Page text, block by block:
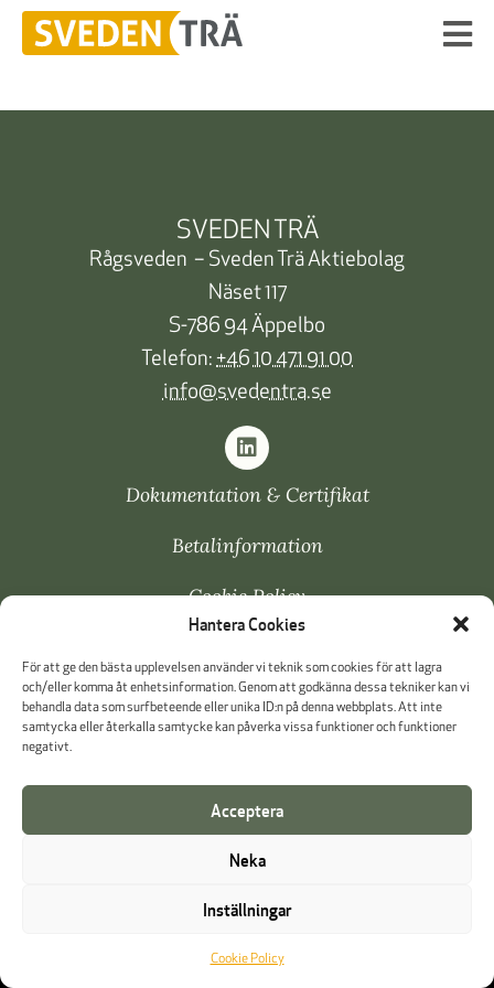
Hantera Cookies
För att ge den bästa upplevelsen använder vi teknik som cookies för att lagra
och/eller komma åt enhetsinformation. Genom att godkänna dessa tekniker kan vi
behandla data som surfbeteende eller unika ID:n på denna webbplats. Att inte
samtycka eller återkalla samtycke kan påverka vissa funktioner och funktioner
negativt.
Acceptera
Neka
Inställningar
Cookie Policy
SVEDEN TRÄ
Rågsveden – Sveden Trä Aktiebolag
Näset 117
S-786 94 Äppelbo
Telefon: +46 10 471 91 00
info@svedentra.se
Dokumentation & Certifikat
Betalinformation
Cookie Policy